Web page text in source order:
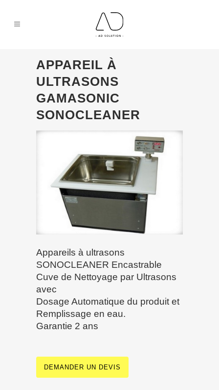
APPAREIL À
ULTRASONS
GAMASONIC
SONOCLEANER
Appareils à ultrasons
SONOCLEANER Encastrable
Cuve de Nettoyage par Ultrasons
avec
Dosage Automatique du produit et
Remplissage en eau.
Garantie 2 ans
DEMANDER UN DEVIS